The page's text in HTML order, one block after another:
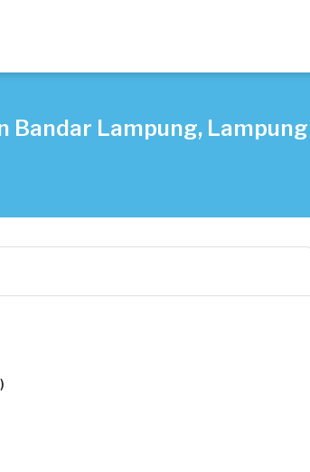
Bandar Lampung, Lampung